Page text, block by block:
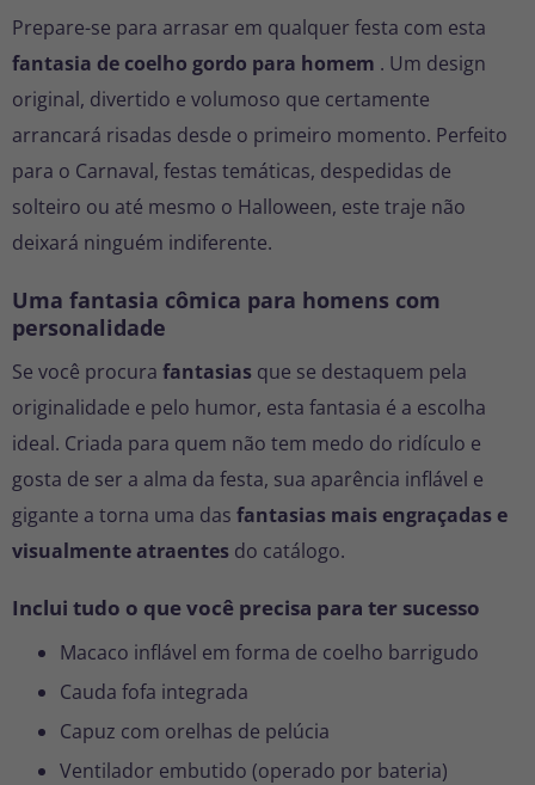
Prepare-se para arrasar em qualquer festa com esta
fantasia de coelho gordo para homem . Um design
original, divertido e volumoso que certamente
arrancará risadas desde o primeiro momento. Perfeito
para o Carnaval, festas temáticas, despedidas de
solteiro ou até mesmo o Halloween, este traje não
deixará ninguém indiferente.
Uma fantasia cômica para homens com
personalidade
Se você procura fantasias que se destaquem pela
originalidade e pelo humor, esta fantasia é a escolha
ideal. Criada para quem não tem medo do ridículo e
gosta de ser a alma da festa, sua aparência inflável e
gigante a torna uma das fantasias mais engraçadas e
visualmente atraentes do catálogo.
Inclui tudo o que você precisa para ter sucesso
Macaco inflável em forma de coelho barrigudo
Cauda fofa integrada
Capuz com orelhas de pelúcia
Ventilador embutido (operado por bateria)